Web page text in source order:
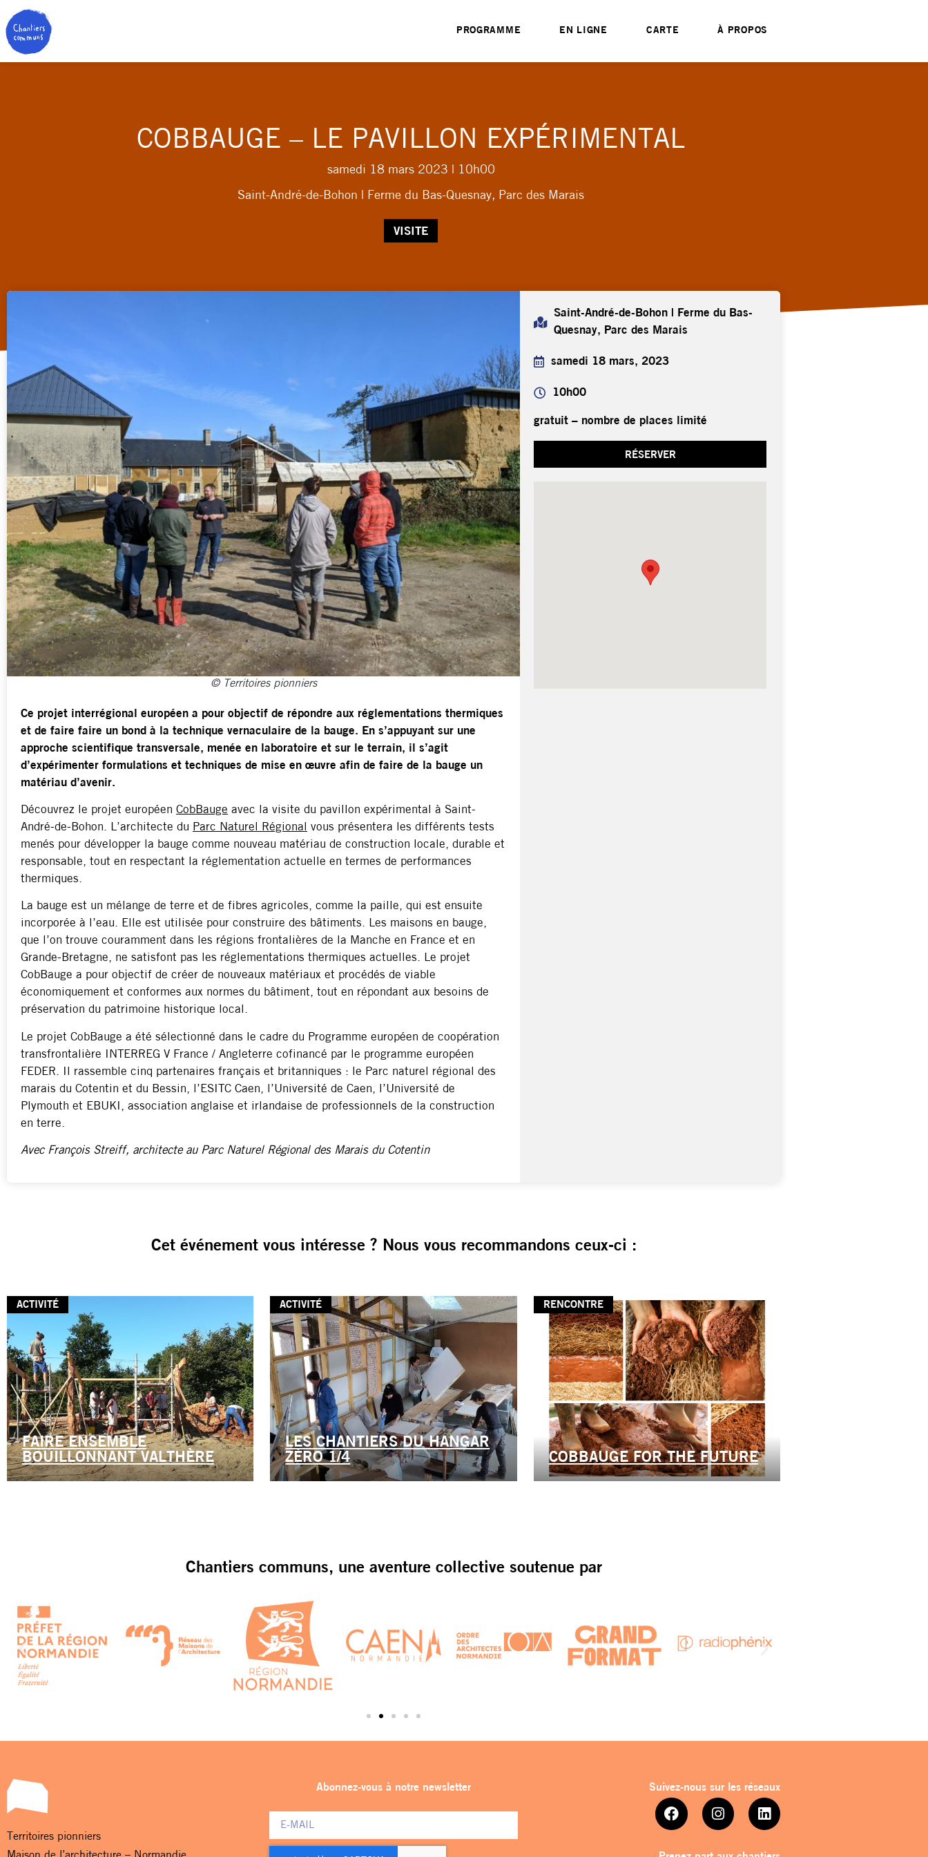
PROGRAMME EN LIGNE CARTE À PROPOS
COBBAUGE – LE PAVILLON EXPÉRIMENTAL
samedi 18 mars 2023 | 10h00
Saint-André-de-Bohon | Ferme du Bas-Quesnay, Parc des Marais
VISITE
© Territoires pionniers
Ce projet interrégional européen a pour objectif de répondre aux réglementations thermiques
et de faire faire un bond à la technique vernaculaire de la bauge. En s’appuyant sur une
approche scientifique transversale, menée en laboratoire et sur le terrain, il s’agit
d’expérimenter formulations et techniques de mise en œuvre afin de faire de la bauge un
matériau d’avenir.
Découvrez le projet européen CobBauge avec la visite du pavillon expérimental à Saint-
André-de-Bohon. L’architecte du Parc Naturel Régional
vous présentera les différents tests
menés pour développer la bauge comme nouveau matériau de construction locale, durable et
responsable, tout en respectant la réglementation actuelle en termes de performances
thermiques.
La bauge est un mélange de terre et de fibres agricoles, comme la paille, qui est ensuite
incorporée à l’eau. Elle est utilisée pour construire des bâtiments. Les maisons en bauge,
que l’on trouve couramment dans les régions frontalières de la Manche en France et en
Grande-Bretagne, ne satisfont pas les réglementations thermiques actuelles. Le projet
CobBauge a pour objectif de créer de nouveaux matériaux et procédés de viable
économiquement et conformes aux normes du bâtiment, tout en répondant aux besoins de
préservation du patrimoine historique local.
Le projet CobBauge a été sélectionné dans le cadre du Programme européen de coopération
transfrontalière INTERREG V France / Angleterre cofinancé par le programme européen
FEDER. Il rassemble cinq partenaires français et britanniques : le Parc naturel régional des
marais du Cotentin et du Bessin, l’ESITC Caen, l’Université de Caen, l’Université de
Plymouth et EBUKI, association anglaise et irlandaise de professionnels de la construction
en terre.
Avec François Streiff, architecte au Parc Naturel Régional des Marais du Cotentin
Saint-André-de-Bohon | Ferme du Bas-
Quesnay, Parc des Marais
samedi 18 mars, 2023
10h00
gratuit – nombre de places limité
RÉSERVER
Cet événement vous intéresse ? Nous vous recommandons ceux-ci :
ACTIVITÉ
FAIRE ENSEMBLE
BOUILLONNANT VALTHÈRE
ACTIVITÉ
LES CHANTIERS DU HANGAR
ZÉRO 1/4
RENCONTRE
COBBAUGE FOR THE FUTURE
Chantiers communs, une aventure collective soutenue par
Territoires pionniers
Abonnez-vous à notre newsletter Suivez-nous sur les réseaux